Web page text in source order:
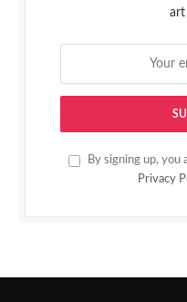
art
By signing up, you
Privacy